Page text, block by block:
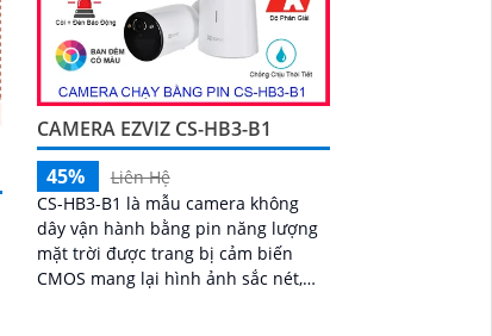
CAMERA EZVIZ CS-HB3-B1
45%
Liên Hệ
CS-HB3-B1 là mẫu camera không
dây vận hành bằng pin năng lượng
mặt trời được trang bị cảm biến
CMOS mang lại hình ảnh sắc nét,